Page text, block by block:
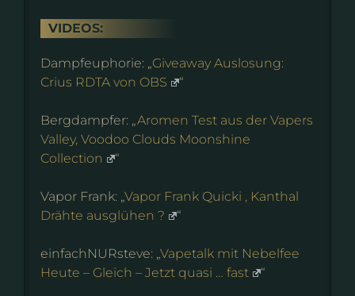
VIDEOS:
Dampfeuphorie: „ Giveaway Auslosung:
Crius RDTA von OBS
“
Bergdampfer: „ Aromen Test aus der Vapers
Valley, Voodoo Clouds Moonshine
Collection
“
Vapor Frank: „Vapor Frank Quicki , Kanthal
Drähte ausglühen ?
“
einfachNURsteve: „Vapetalk mit Nebelfee
Heute – Gleich – Jetzt quasi … fast
“